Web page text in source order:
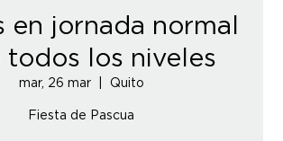
en jornada normal
todos los niveles
mar, 26 mar
  |
Quito
Fiesta de Pascua